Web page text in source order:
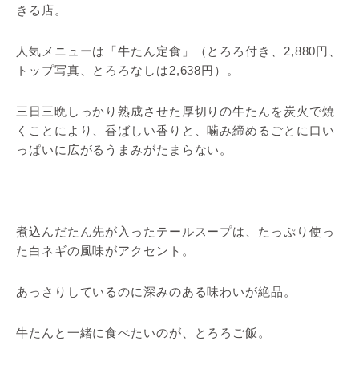
きる店。
人気メニューは「牛たん定食」（とろろ付き、2,880円、
トップ写真、とろろなしは2,638円）。
三日三晩しっかり熟成させた厚切りの牛たんを炭火で焼
くことにより、香ばしい香りと、噛み締めるごとに口い
っぱいに広がるうまみがたまらない。
煮込んだたん先が入ったテールスープは、たっぷり使っ
た白ネギの風味がアクセント。
あっさりしているのに深みのある味わいが絶品。
牛たんと一緒に食べたいのが、とろろご飯。